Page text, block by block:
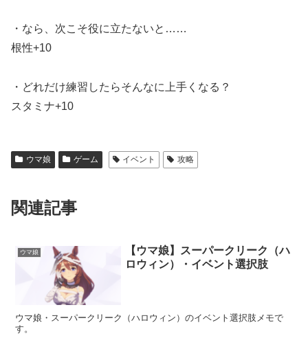
・なら、次こそ役に立たないと……
根性+10
・どれだけ練習したらそんなに上手くなる？
スタミナ+10
ウマ娘 ゲーム イベント 攻略
関連記事
ウマ娘
【ウマ娘】スーパークリーク（ハ
ロウィン）・イベント選択肢
ウマ娘・スーパークリーク（ハロウィン）のイベント選択肢メモで
す。